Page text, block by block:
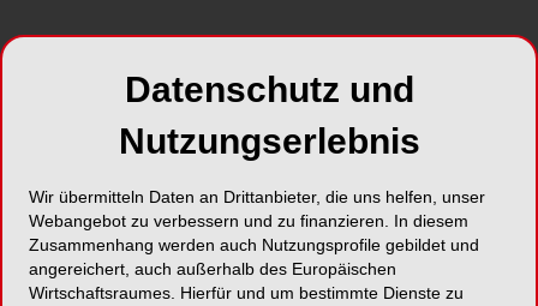
Oskar-Schindler-Straße 4
50769 Köln
Karte
Datenschutz und
Nutzungserlebnis
Wir übermitteln Daten an Drittanbieter, die uns helfen, unser
Webangebot zu verbessern und zu finanzieren. In diesem
Zusammenhang werden auch Nutzungsprofile gebildet und
angereichert, auch außerhalb des Europäischen
Wirtschaftsraumes. Hierfür und um bestimmte Dienste zu